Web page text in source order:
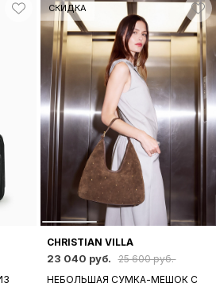
СКИДКА
CHRISTIAN VILLA
23 040 руб.
25 600 руб.
НЕБОЛЬШАЯ СУМКА-МЕШОК С